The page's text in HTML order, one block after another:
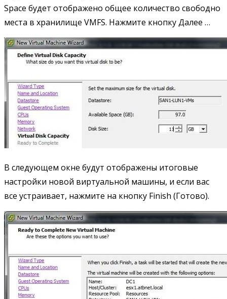
Space будет отображено общее количество свободно
места в хранилище VMFS. Нажмите кнопку Далее …
В следующем окне будут отображены итоговые
настройки новой виртуальной машины, и если вас
все устраивает, нажмите на кнопку Finish (Готово).